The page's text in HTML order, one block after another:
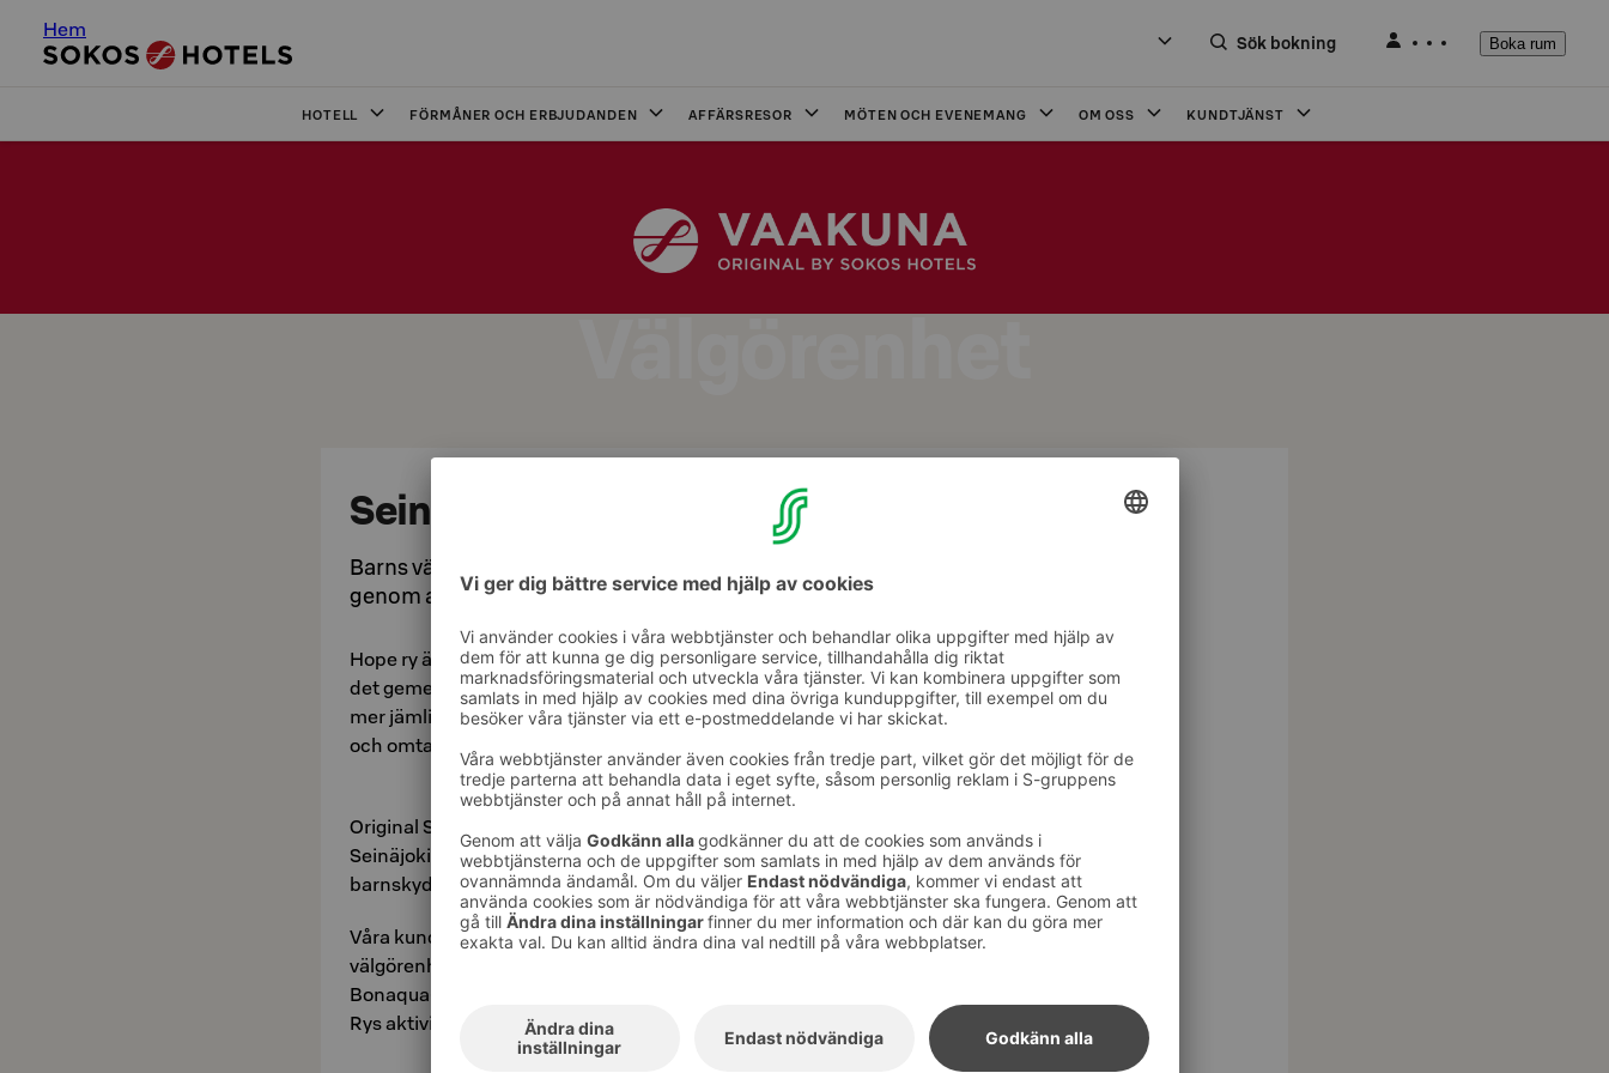
Hem
Sök bokning Boka rum
HOTELL FÖRMÅNER OCH ERBJUDANDEN AFFÄRSRESOR MÖTEN OCH EVENEMANG OM OSS KUNDTJÄNST
Välgörenhet
Seinäjoki Sokos hoteller och Hope ry
Barns välbefinnande är viktigt för oss, så vi vill också göra vårt eget bidrag till det
genom att stödja Hope ry värdefulla arbete.
Hope ry är en förening som arbetar tillsammans med volontärer för
det gemensamma bästa. Målet med verksamheten är att skapa en
mer jämlik vardag för barn i Finland och att främja lokal gemenskap
och omtanke.
Original Sokos Hotel Vaakuna och Original Sokos Hotel Lakeus
Seinäjoki vill vara med och stödja Hope ry i detta viktiga
barnskyddsarbete.
Våra kunder har också möjlighet att delta i
välgörenhetsorganisationen, eftersom vi donerar 0,50€ för varje
Bonaqua-drink som köps från butiken på båda hotellen till Hope
Rys aktiviteter.